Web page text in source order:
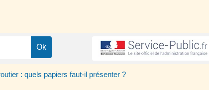
: quels papiers faut-il présenter ?